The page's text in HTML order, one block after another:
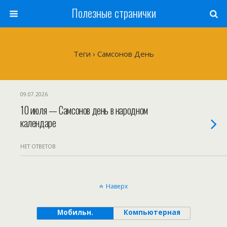
Полезные странички
Теги › Самсонов День
09.07.2026
10 июля — Самсонов день в народном
календаре
НЕТ ОТВЕТОВ
Наверх
Мобильн. Компьютерная